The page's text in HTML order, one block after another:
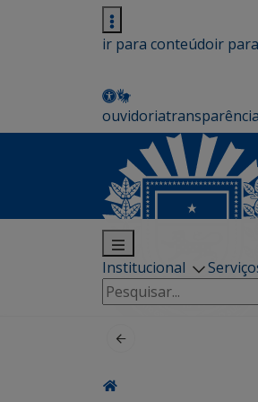
ir para conteúdoir
ouvidoriatransparência
Institucional
Pesquisar
por: